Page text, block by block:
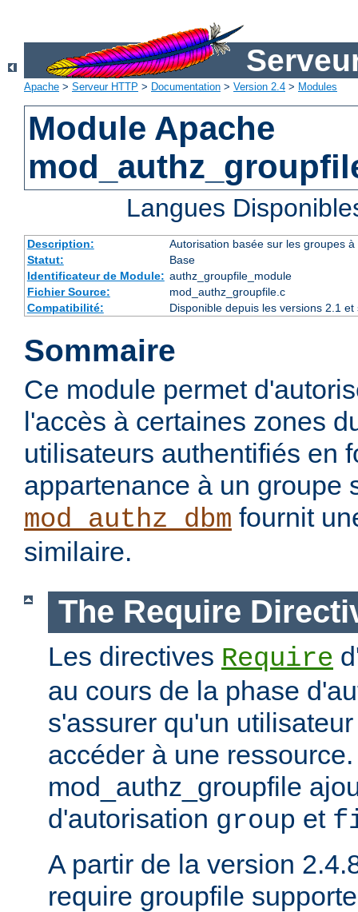
Apache > Serveur HTTP > Documentation > Version 2.4 > Modules
Module Apache
Langues
Description:
Autorisation basée sur les groupes
Statut:
Base
Identificateur de Module: authz_groupfile_module
Fichier Source:
mod_authz_groupfile.c
Compatibilité:
Disponible depuis les versions 2.1
Sommaire
Ce module permet
l'accès à certaines zones
utilisateurs authentifiés en
appartenance à un groupe
mod_authz_dbm fournit
similaire.
The Require
Les directives Require
au cours de la phase
s'assurer qu'un
accéder à une ressource.
mod_authz_groupfile
d'autorisation group et
A partir de la version
require groupfile